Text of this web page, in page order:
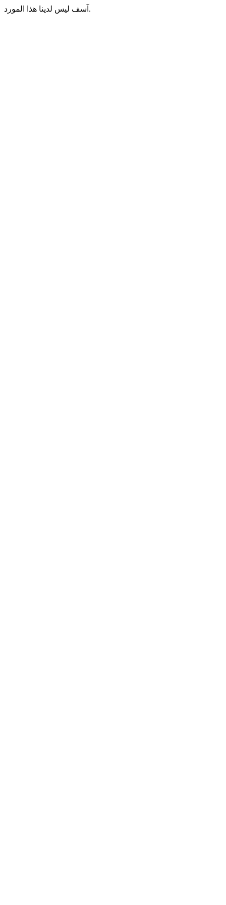
آسف ليس لدينا هذا المورد.